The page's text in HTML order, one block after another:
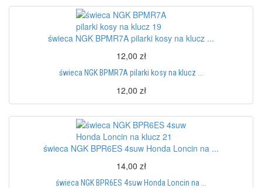
świeca NGK BPMR7A pilarki kosy na klucz ...
12,00 zł
świeca NGK BPMR7A pilarki kosy na klucz ...
12,00 zł
świeca NGK BPR6ES 4suw Honda Loncin na ...
14,00 zł
świeca NGK BPR6ES 4suw Honda Loncin na ...